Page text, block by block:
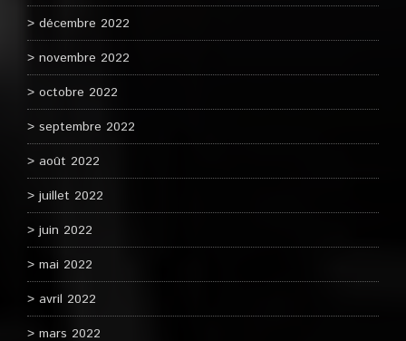
décembre 2022
novembre 2022
octobre 2022
septembre 2022
août 2022
juillet 2022
juin 2022
mai 2022
avril 2022
mars 2022